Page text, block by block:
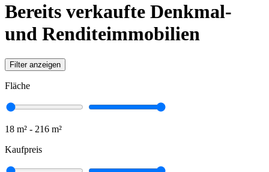
Bereits verkaufte Denkmal-
und Renditeimmobilien
Filter anzeigen
Fläche
18 m² - 216 m²
Kaufpreis